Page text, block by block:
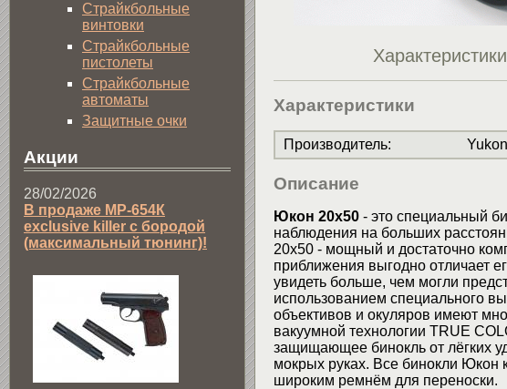
Характеристики
Характеристики
Производитель: Yukon
Описание
Юкон 20x50- это специальный
наблюдения на больших
20x50 - мощный и достаточно
приближения выгодно отличает
увидеть больше, чем могли
использованием специального
объективов и окуляров имеют
вакуумной технологии TRUE
защищающее бинокль от лёгких
мокрых руках. Все бинокли Юкон
широким ремнём для переноски.
Страйкбольные
винтовки
Страйкбольные
пистолеты
Страйкбольные
автоматы
Защитные очки
Акции
28/02/2026
В продаже МР-654К
exclusive killer с бородой
(максимальный тюнинг)!